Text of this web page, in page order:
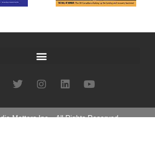
Matters Inc ~ All Rights Reserved